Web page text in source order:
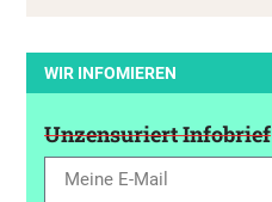
WIR INFOMIEREN
Unzensuriert Infobrief